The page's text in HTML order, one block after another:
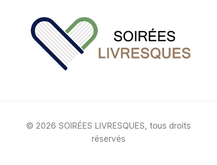
© 2026 SOIRÉES LIVRESQUES, tous droits
réservés